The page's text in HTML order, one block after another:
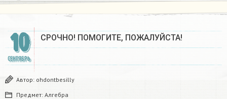
10
СЕНТЯБРЬ
СРОЧНО! ПОМОГИТЕ, ПОЖАЛУЙСТА!
Автор: ohdontbesilly
Предмет: Алгебра